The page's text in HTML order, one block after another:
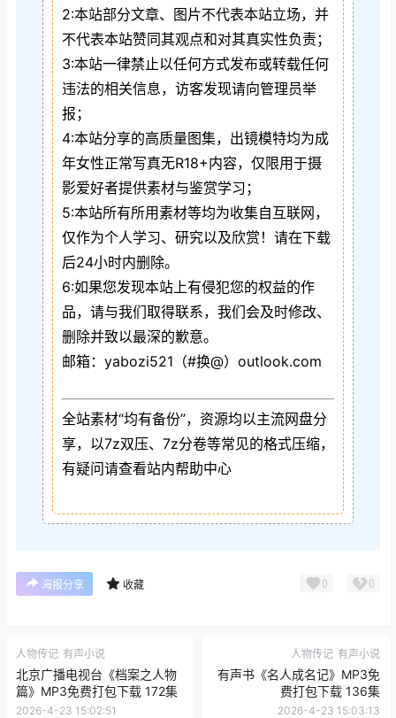
2:本站部分文章、图片不代表本站立场，并
不代表本站赞同其观点和对其真实性负责；
3:本站一律禁止以任何方式发布或转载任何
违法的相关信息，访客发现请向管理员举
报；
4:本站分享的高质量图集，出镜模特均为成
年女性正常写真无R18+内容，仅限用于摄
影爱好者提供素材与鉴赏学习；
5:本站所有所用素材等均为收集自互联网，
仅作为个人学习、研究以及欣赏！请在下载
后24小时内删除。
6:如果您发现本站上有侵犯您的权益的作
品，请与我们取得联系，我们会及时修改、
删除并致以最深的歉意。
邮箱：yabozi521（#换@）outlook.com
全站素材“均有备份”，资源均以主流网盘分
享，以7z双压、7z分卷等常见的格式压缩，
有疑问请查看站内帮助中心
海报分享 收藏 0 0
人物传记 有声小说
北京广播电视台《档案之人物
篇》MP3免费打包下载 172集
2026-4-23 15:02:51
人物传记 有声小说
有声书《名人成名记》MP3免
费打包下载 136集
2026-4-23 15:03:13